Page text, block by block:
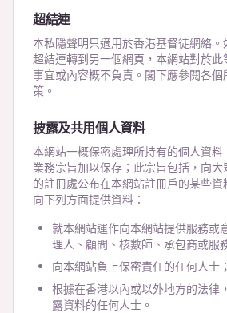
超結連
本私隱聲明只適用於香港基督徒網絡
超結連轉到另一個網頁，本網站對於
事宜或內容概不負責。閣下應參閱各
策。
披露及共用個人資料
本網站一概保密處理所持有的個人資
業務宗旨加以保存；此宗旨包括，向
的註冊處公布在本網站註冊戶的某些
向下列方面提供資料：
就本網站運作向本網站提供服務或
理人、顧問、核數師、承包商或服
向本網站負上保密責任的任何人士；
根據在香港以內或以外地方的法律
露資料的任何人士。